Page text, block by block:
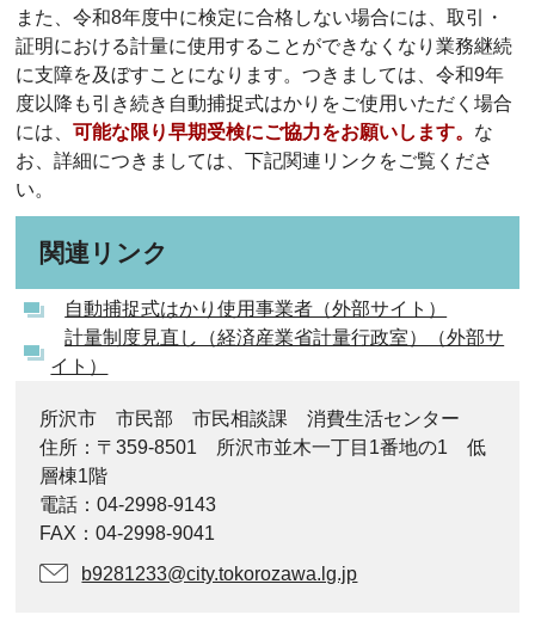
また、令和8年度中に検定に合格しない場合には、取引・
証明における計量に使用することができなくなり業務継続
に支障を及ぼすことになります。つきましては、令和9年
度以降も引き続き自動捕捉式はかりをご使用いただく場合
には、可能な限り早期受検にご協力をお願いします。 な
お、詳細につきましては、下記関連リンクをご覧くださ
い。
関連リンク
自動捕捉式はかり使用事業者（外部サイト）
計量制度見直し（経済産業省計量行政室）（外部サ
イト）
所沢市 市民部 市民相談課 消費生活センター
住所：〒359-8501 所沢市並木一丁目1番地の1 低
層棟1階
電話：04-2998-9143
FAX：04-2998-9041
b9281233@city.tokorozawa.lg.jp